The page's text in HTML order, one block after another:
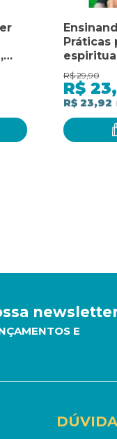
Práticas
R$ 29,90
R$
R$ 23,92
E